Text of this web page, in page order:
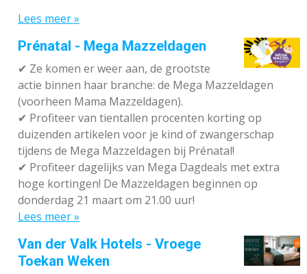
Lees meer »
Prénatal - Mega Mazzeldagen
✔ Ze komen er weer aan, de grootste
actie binnen haar branche: de Mega Mazzeldagen
(voorheen Mama Mazzeldagen).
✔ Profiteer van tientallen procenten korting op
duizenden artikelen voor je kind of zwangerschap
tijdens de Mega Mazzeldagen bij Prénatal!
✔ Profiteer dagelijks van Mega Dagdeals met extra
hoge kortingen! De Mazzeldagen beginnen op
donderdag 21 maart om 21.00 uur!
Lees meer »
Van der Valk Hotels - Vroege
Toekan Weken